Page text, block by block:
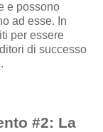
e possono
ad esse. In
per essere
di successo
#2: La